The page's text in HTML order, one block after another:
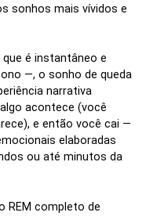
sonhos mais vívidos e
é instantâneo e
—, o sonho de queda
narrativa
acontece (você
e então você cai —
elaboradas
ou até minutos da
REM completo de